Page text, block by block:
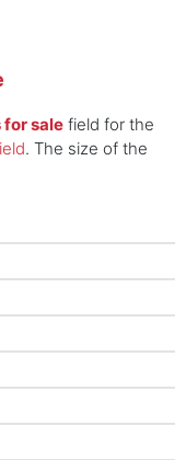
for sale field for the
. The size of the